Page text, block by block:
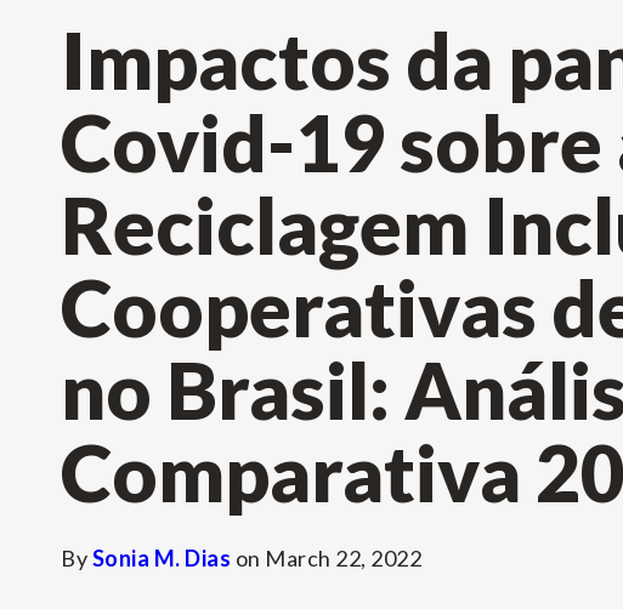
Impactos da
Covid-19 sobre
Reciclagem
Cooperativas
no Brasil:
Comparativa
BySonia M. Dias on March 22, 2022